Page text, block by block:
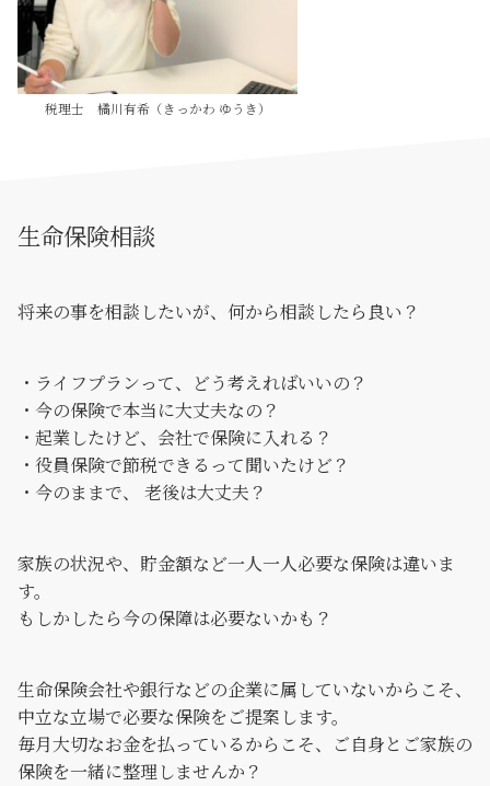
税理士 橘川有希（きっかわ ゆうき）
生命保険相談
将来の事を相談したいが、何から相談したら良い？
・ライフプランって、どう考えればいいの？
・今の保険で本当に大丈夫なの？
・起業したけど、会社で保険に入れる？
・役員保険で節税できるって聞いたけど？
・今のままで、 老後は大丈夫？
家族の状況や、貯金額など一人一人必要な保険は違いま
す。
もしかしたら今の保障は必要ないかも？
生命保険会社や銀行などの企業に属していないからこそ、
中立な立場で必要な保険をご提案します。
毎月大切なお金を払っているからこそ、ご自身とご家族の
保険を一緒に整理しませんか？